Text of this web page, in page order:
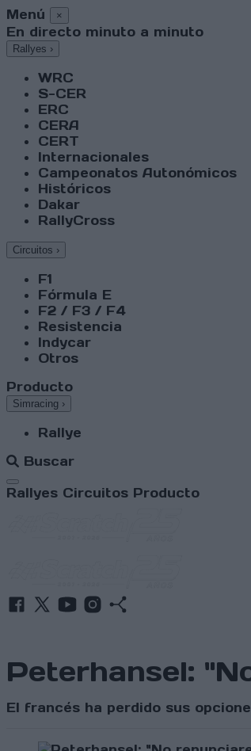
Menú ×
En directo minuto a minuto
Rallyes ›
WRC
S-CER
ERC
CERA
CERT
Internacionales
Campeonatos Autonómicos
Históricos
Dakar
RallyCross
Circuitos ›
F1
Fórmula E
F2 / F3 / F4
Resistencia
Indycar
Otros
Producto
Simracing ›
Rallye
Buscar
Abrir menú
Rallyes Circuitos Producto
Peterhansel:
El francés ha perdido sus